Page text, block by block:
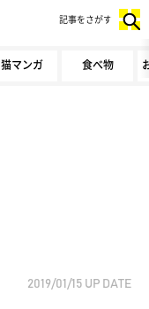
猫マンガ 食べ物
記事をさがす
2019/01/15 UP DATE